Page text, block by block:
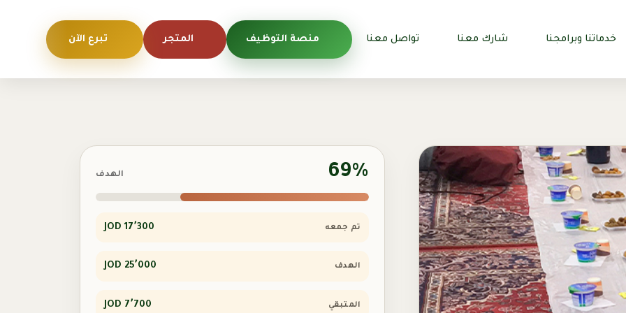
خدماتنا وبرامجنا شارك معنا تواصل معنا منصة التوظيف المتجر تبرع الآن
69% الهدف
تم جمعه 17٬300 JOD
الهدف 25٬000 JOD
المتبقي 7٬700 JOD